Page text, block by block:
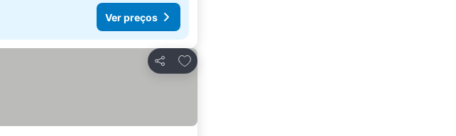
Ver preços
Partilhar
Adicionar aos favoritos